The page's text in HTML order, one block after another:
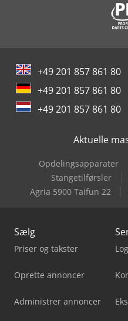
+49 201 857 861 80
+49 201 857 861 80
+49 201 857 861 80
Aktuelle
Opdelingsapparater
Stangetilførsler
Agria 5900 Taifun 22
Sælg
Priser og takster
Oprette annoncer
Administrer annoncer